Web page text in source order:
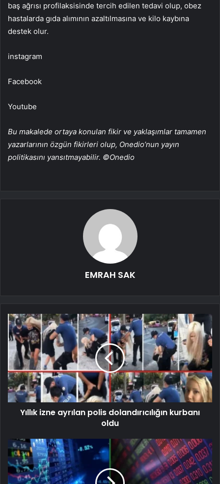
baş ağrısı profilaksisinde tercih edilen tedavi olup, obez
hastalarda gıda alımının azaltılmasına ve kilo kaybına
destek olur.
instagram
Facebook
Youtube
Bu makalede ortaya konulan fikir ve yaklaşımlar tamamen
yazarlarının özgün fikirleri olup, Onedio’nun yayın
politikasını yansıtmayabilir. ©Onedio
EMRAH SAK
Yıllık izne ayrılan polis dolandırıcılığın kurbanı
oldu